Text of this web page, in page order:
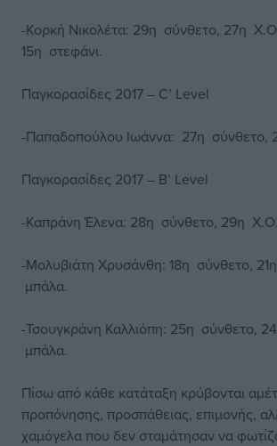
-Κορκή Νικολέτα: 29η σύνθετο, 27η
15η στεφάνι.
Παγκορασίδες 2017 – C’ Level
-Παπαδοπούλου Ιωάννα: 27η σύνθετο,
Παγκορασίδες 2017 – B’ Level
-Καπράνη Έλενα: 28η σύνθετο, 29η
-Μολυβιάτη Χρυσάνθη: 18η σύνθετο,
μπάλα.
-Τσουγκράνη Καλλιόπη: 25η σύνθετο,
μπάλα.
Πίσω από κάθε κατάταξη κρύβονται
προπόνησης, προσπάθειας, επιμονής,
χαμόγελα που δεν σταμάτησαν να